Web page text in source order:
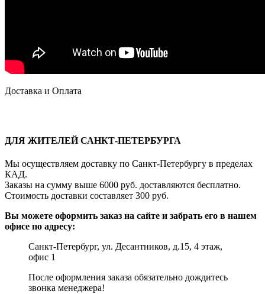
Доставка и Оплата
ДЛЯ ЖИТЕЛЕЙ САНКТ-ПЕТЕРБУРГА
Мы осуществляем доставку по Санкт-Петербургу в пределах
КАД.
Заказы на сумму выше 6000 руб. доставляются бесплатно.
Стоимость доставки составляет 300 руб.
Вы можете оформить заказ на сайте и забрать его в нашем
офисе по адресу:
Санкт-Петербург, ул. Десантников, д.15, 4 этаж,
офис 1
После оформления заказа обязательно дождитесь
звонка менеджера!